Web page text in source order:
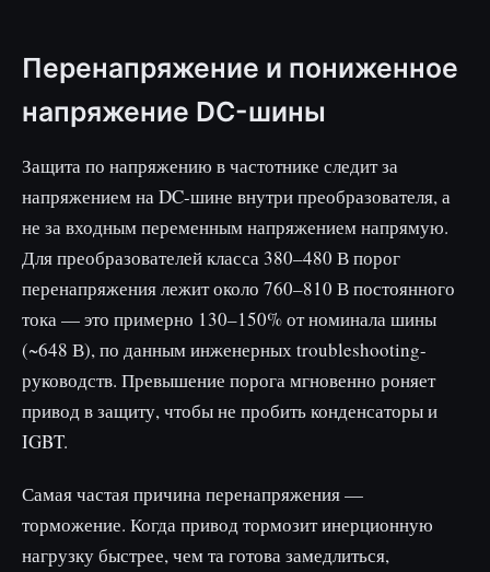
Перенапряжение и пониженное
напряжение DC-шины
Защита по напряжению в частотнике следит за
напряжением на DC-шине внутри преобразователя, а
не за входным переменным напряжением напрямую.
Для преобразователей класса 380–480 В порог
перенапряжения лежит около 760–810 В постоянного
тока — это примерно 130–150% от номинала шины
(~648 В), по данным инженерных troubleshooting-
руководств. Превышение порога мгновенно роняет
привод в защиту, чтобы не пробить конденсаторы и
IGBT.
Самая частая причина перенапряжения —
торможение. Когда привод тормозит инерционную
нагрузку быстрее, чем та готова замедлиться,